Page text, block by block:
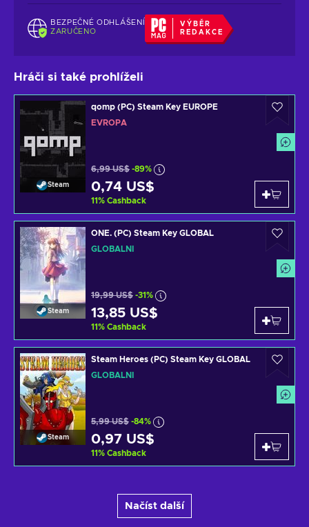
BEZPEČNÉ ODHLÁŠENÍ
ZARUČENO
VÝBĚR
REDAKCE
Hráči si také prohlíželi
Steam
qomp (PC) Steam Key EUROPE
EVROPA
6,99 US$ -89%
0,74 US$
11% Cashback
Steam
ONE. (PC) Steam Key GLOBAL
GLOBÁLNÍ
19,99 US$ -31%
13,85 US$
11% Cashback
Steam
Steam Heroes (PC) Steam Key GLOBAL
GLOBÁLNÍ
5,99 US$ -84%
0,97 US$
11% Cashback
Načíst další